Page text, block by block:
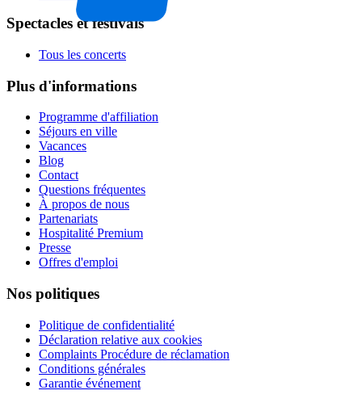
Spectacles et festivals
Tous les concerts
Plus d'informations
Programme d'affiliation
Séjours en ville
Vacances
Blog
Contact
Questions fréquentes
À propos de nous
Partenariats
Hospitalité Premium
Presse
Offres d'emploi
Nos politiques
Politique de confidentialité
Déclaration relative aux cookies
Complaints Procédure de réclamation
Conditions générales
Garantie événement